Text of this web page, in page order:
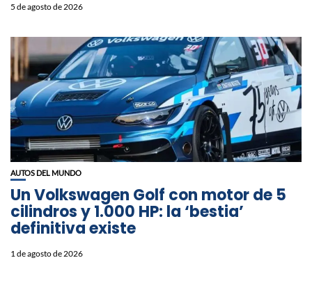
5 de agosto de 2026
AUTOS DEL MUNDO
Un Volkswagen Golf con motor de 5
cilindros y 1.000 HP: la ‘bestia’
definitiva existe
1 de agosto de 2026